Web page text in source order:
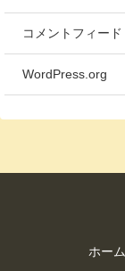
コメントフィード
WordPress.org
ホーム